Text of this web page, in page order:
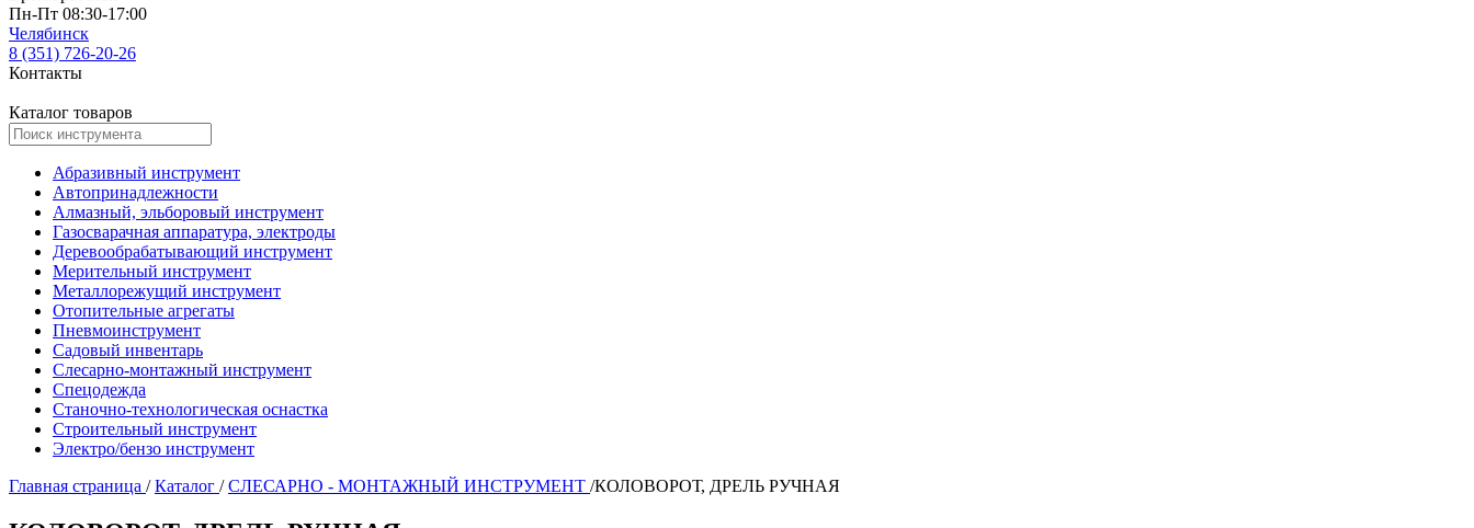
Пн-Пт 08:30-17:00
Челябинск
8 (351) 726-20-26
Контакты
Каталог товаров
Абразивный инструмент
Автопринадлежности
Алмазный, эльборовый инструмент
Газосварачная аппаратура, электроды
Деревообрабатывающий инструмент
Мерительный инструмент
Металлорежущий инструмент
Отопительные агрегаты
Пневмоинструмент
Садовый инвентарь
Слесарно-монтажный инструмент
Спецодежда
Станочно-технологическая оснастка
Строительный инструмент
Электро/бензо инструмент
Главная страница / Каталог / СЛЕСАРНО - МОНТАЖНЫЙ ИНСТРУМЕНТ /КОЛОВОРОТ, ДРЕЛЬ РУЧНАЯ